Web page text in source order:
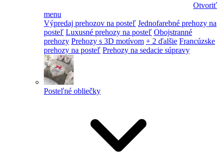
Otvoriť
menu
Výpredaj prehozov na posteľ Jednofarebné prehozy na
posteľ Luxusné prehozy na posteľ Obojstranné
prehozy Prehozy s 3D motívom + 2 ďalšie Francúzske
prehozy na posteľ Prehozy na sedacie súpravy
Posteľné obliečky